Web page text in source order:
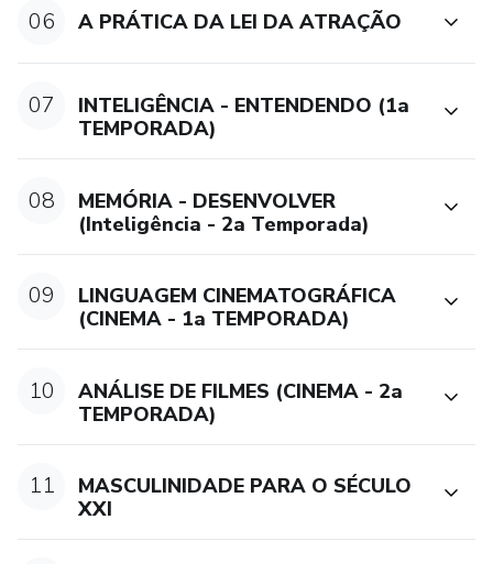
06 A PRÁTICA DA LEI DA ATRAÇÃO
07
INTELIGÊNCIA - ENTENDENDO (1a
TEMPORADA)
08
MEMÓRIA - DESENVOLVER
(Inteligência - 2a Temporada)
09
LINGUAGEM CINEMATOGRÁFICA
(CINEMA - 1a TEMPORADA)
10
ANÁLISE DE FILMES (CINEMA - 2a
TEMPORADA)
11
MASCULINIDADE PARA O SÉCULO
XXI